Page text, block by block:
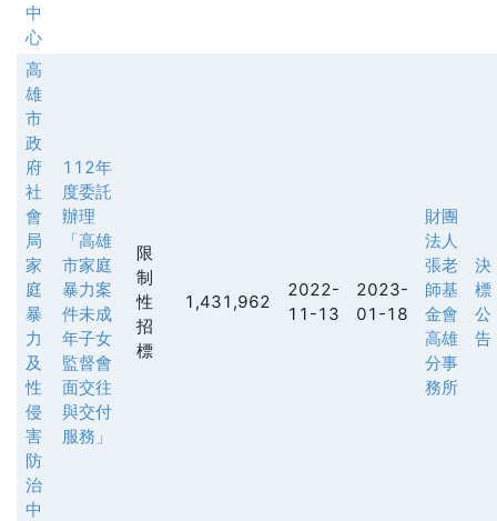
中
心
高
雄
市
政
府
社
會
局
家
庭
暴
力
及
性
侵
害
防
治
中
112年
度委託
辦理
「高雄
市家庭
暴力案
件未成
年子女
監督會
面交往
與交付
服務」
限
制
性
招
標
1,431,962
2022-
11-13
2023-
01-18
財團
法人
張老
師基
金會
高雄
分事
務所
決
標
公
告